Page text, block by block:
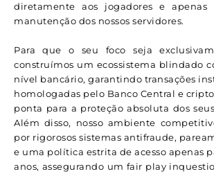
diretamente aos jogadores e apenas
manutenção dos nossos servidores.
Para que o seu foco seja
construímos um ecossistema blindado
nível bancário, garantindo transações
homologadas pelo Banco Central e
ponta para a proteção absoluta dos
Além disso, nosso ambiente
por rigorosos sistemas antifraude,
e uma política estrita de acesso apenas
anos, assegurando um fair play